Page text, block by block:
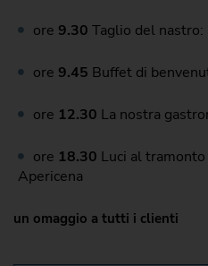
ore 9.30 Taglio del
ore 9.45 Buffet di
ore 12.30 La nostra
ore 18.30 Luci al tramonto
Apericena
un omaggio a tutti i clienti